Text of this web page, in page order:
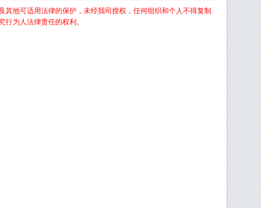
他可适用法律的保护，未经我司授权，任何组织和个人不得复制
为人法律责任的权利。